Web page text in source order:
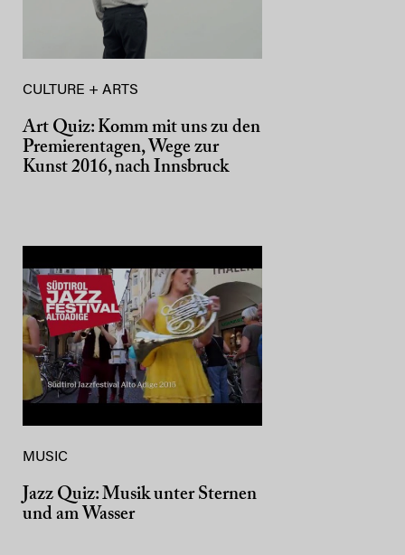
CULTURE + ARTS
Art Quiz: Komm mit uns zu den
Premierentagen, Wege zur
Kunst 2016, nach Innsbruck
MUSIC
Jazz Quiz: Musik unter Sternen
und am Wasser